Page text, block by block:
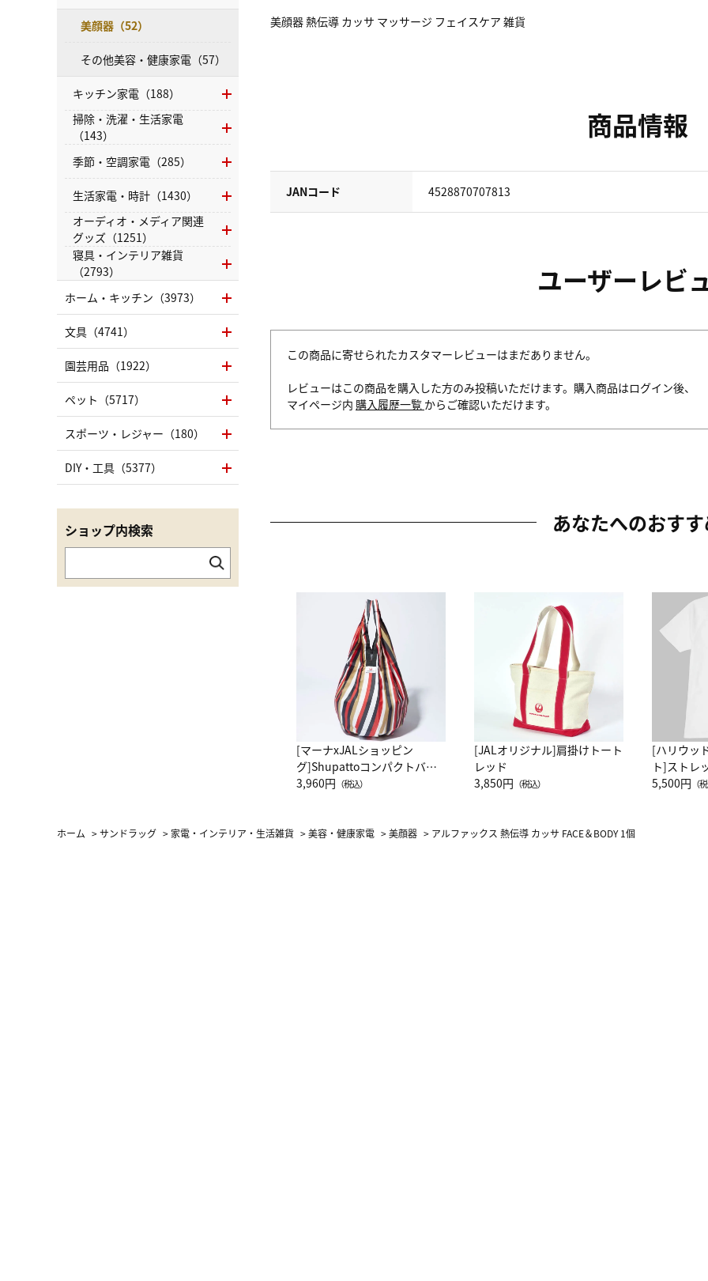
美顔器 熱伝導 カッサ マッサージ フェイスケア 雑貨
商品情報
JANコード 4528870707813
ユーザーレビ
この商品に寄せられたカスタマーレビューはまだありません。
レビューはこの商品を購入した方のみ投稿いただけます。購入商品はログイン後、
マイページ内 購入履歴一覧 からご確認いただけます。
あなたへのおす
[マーナxJALショッピン
グ]Shupattoコンパクトバッ
グ Drop JAL客室乗務員
3,960円 （税込）
[JALオリジナル]肩掛けトート
レッド
3,850円 （税込）
[ハリウッ
ト]ストレ
ーネック
5,500円 （
美顔器（52）
その他美容・健康家電（57）
キッチン家電（188）
掃除・洗濯・生活家電
（143）
季節・空調家電（285）
生活家電・時計（1430）
オーディオ・メディア関連
グッズ（1251）
寝具・インテリア雑貨
（2793）
ホーム・キッチン（3973）
文具（4741）
園芸用品（1922）
ペット（5717）
スポーツ・レジャー（180）
DIY・工具（5377）
ショップ内検索
ホーム >サンドラッグ > 家電・インテリア・生活雑貨 >美容・健康家電 >美顔器 > アルファックス 熱伝導 カッサ FACE＆BODY 1個